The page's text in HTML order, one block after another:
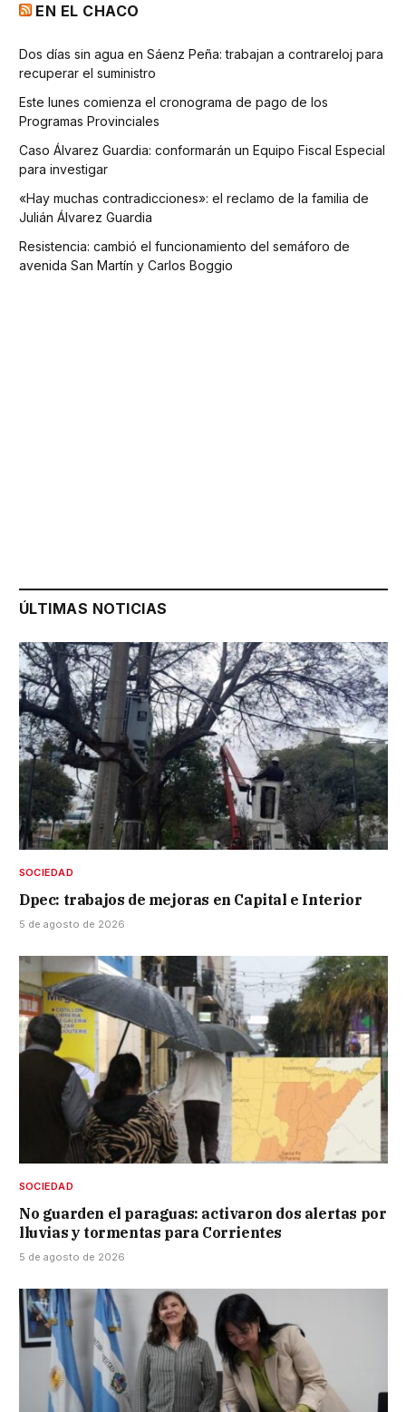
EN EL CHACO
Dos días sin agua en Sáenz Peña: trabajan a contrareloj para
recuperar el suministro
Este lunes comienza el cronograma de pago de los
Programas Provinciales
Caso Álvarez Guardia: conformarán un Equipo Fiscal Especial
para investigar
«Hay muchas contradicciones»: el reclamo de la familia de
Julián Álvarez Guardia
Resistencia: cambió el funcionamiento del semáforo de
avenida San Martín y Carlos Boggio
ÚLTIMAS NOTICIAS
SOCIEDAD
Dpec: trabajos de mejoras en Capital e Interior
5 de agosto de 2026
SOCIEDAD
No guarden el paraguas: activaron dos alertas por
lluvias y tormentas para Corrientes
5 de agosto de 2026